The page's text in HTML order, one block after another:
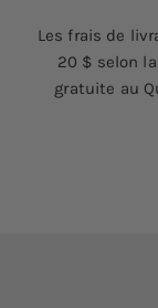
Les frais de
20 $ selon
gratuite au